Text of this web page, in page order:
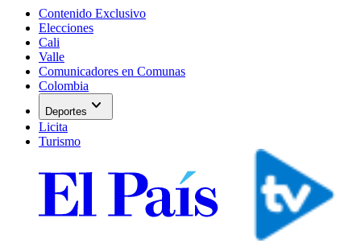
Contenido Exclusivo
Elecciones
Cali
Valle
Comunicadores en Comunas
Colombia
Deportes expand_more
Licita
Turismo